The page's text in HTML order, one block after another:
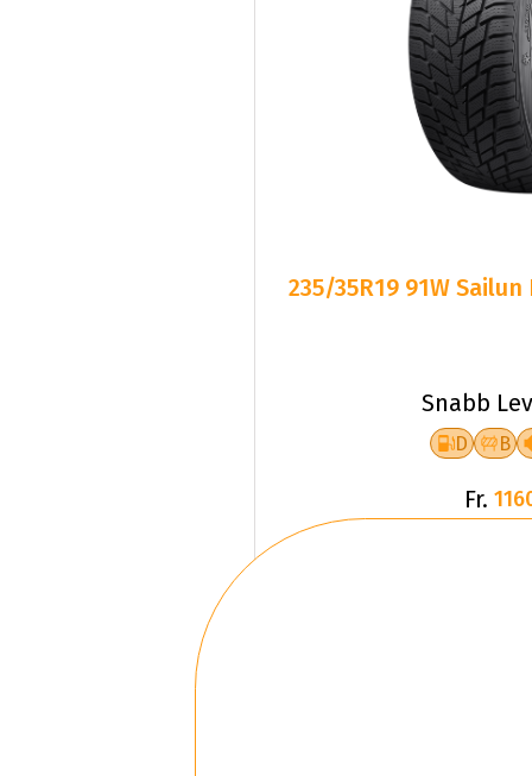
235/35R19 91W Sailun
Snabb
D B
Fr.